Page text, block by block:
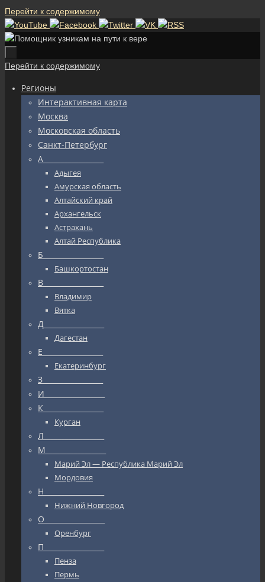
Перейти к содержимому
Перейти к содержимому
Регионы
Интерактивная карта
Москва
Московская область
Санкт-Петербург
А_________________
Адыгея
Амурская область
Алтайский край
Архангельск
Астрахань
Алтай Республика
Б_________________
Башкортостан
В_________________
Владимир
Вятка
Д_________________
Дагестан
Е_________________
Екатеринбург
З_________________
И_________________
К_________________
Курган
Л_________________
М_________________
Марий Эл — Республика Марий Эл
Мордовия
Н_________________
Нижний Новгород
О_________________
Оренбург
П_________________
Пенза
Пермь